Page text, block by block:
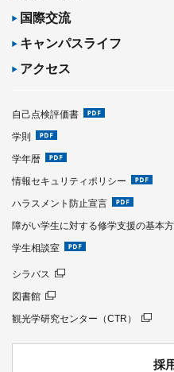
国際交流
キャンパスライフ
アクセス
自己点検評価書
学則
学年暦
情報セキュリティポリシー
ハラスメント防止宣言
障がい学生に対する修学支援の基本
学生相談室
シラバス
図書館
観光学研究センター（CTR）
採